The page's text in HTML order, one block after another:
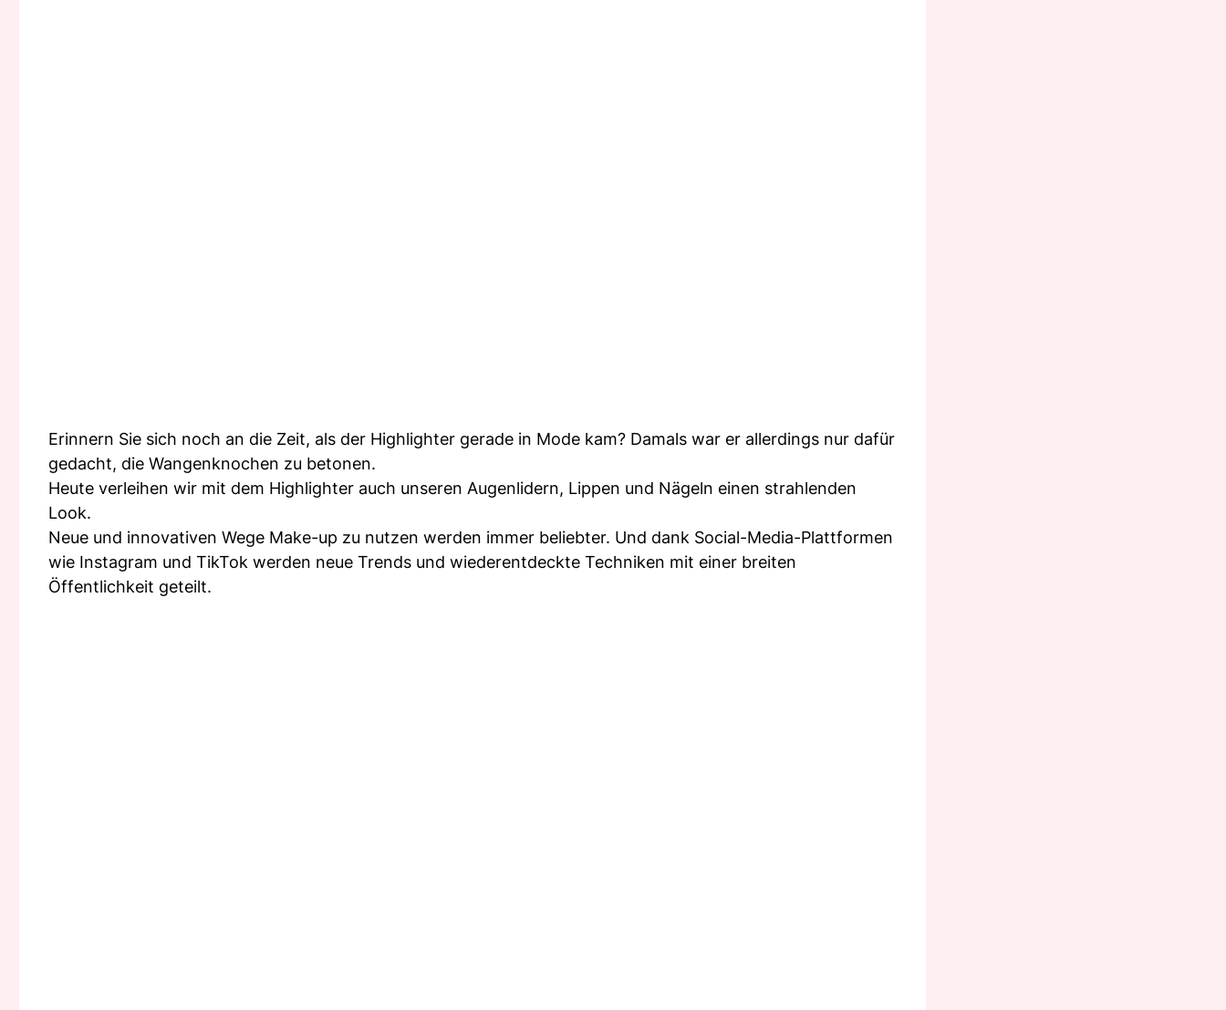
Erinnern Sie sich noch an die Zeit, als der Highlighter gerade in Mode kam? Damals war er allerdings nur dafür
gedacht, die Wangenknochen zu betonen.
Heute verleihen wir mit dem Highlighter auch unseren Augenlidern, Lippen und Nägeln einen strahlenden
Look.
Neue und innovativen Wege Make-up zu nutzen werden immer beliebter. Und dank Social-Media-Plattformen
wie Instagram und TikTok werden neue Trends und wiederentdeckte Techniken mit einer breiten
Öffentlichkeit geteilt.